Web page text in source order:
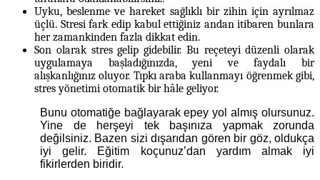
Uyku, beslenme ve hareket sağlıklı bir zihin için ayrılmaz
üçlü. Stresi fark edip kabul ettiğiniz andan itibaren bunlara
her zamankinden fazla dikkat edin.
Son olarak stres gelip gidebilir. Bu reçeteyi düzenli olarak
uygulamaya başladığınızda, yeni ve faydalı bir
alışkanlığınız oluyor. Tıpkı araba kullanmayı öğrenmek gibi,
stres yönetimi otomatik bir hâle geliyor.
Bunu otomatiğe bağlayarak epey yol almış olursunuz.
Yine de herşeyi tek başınıza yapmak zorunda
değilsiniz. Bazen sizi dışarıdan gören bir göz, oldukça
iyi gelir. Eğitim koçunuz’dan yardım almak iyi
fikirlerden biridir.